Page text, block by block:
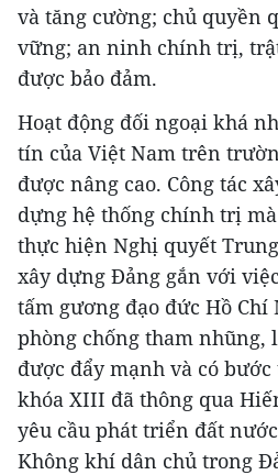
và tăng cường; chủ quyền
vững; an ninh chính trị,
được bảo đảm.
Hoạt động đối ngoại khá
tín của Việt Nam trên
được nâng cao. Công tác
dựng hệ thống chính trị
thực hiện Nghị quyết
xây dựng Đảng gắn với
tấm gương đạo đức Hồ
phòng chống tham nhũng,
được đẩy mạnh và có
khóa XIII đã thông qua
yêu cầu phát triển đất
Không khí dân chủ trong